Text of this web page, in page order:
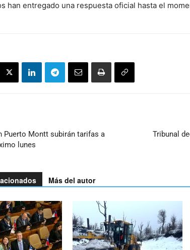
han entregado una respuesta oficial hasta el
Puerto Montt subirán tarifas a
lunes
Tribunal
Más del autor